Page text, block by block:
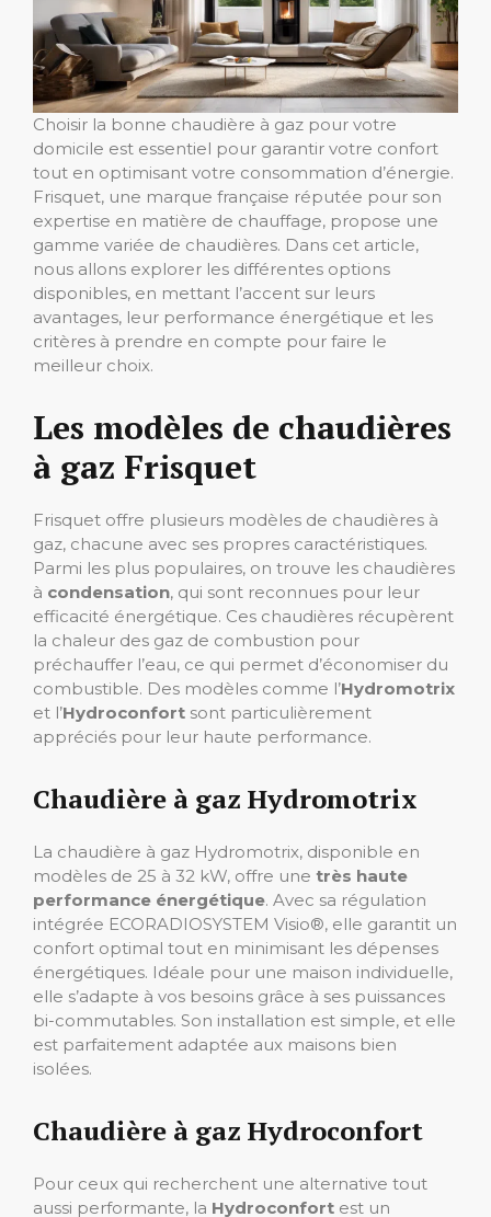
Choisir la bonne chaudière à gaz pour votre
domicile est essentiel pour garantir votre confort
tout en optimisant votre consommation d’énergie.
Frisquet, une marque française réputée pour son
expertise en matière de chauffage, propose une
gamme variée de chaudières. Dans cet article,
nous allons explorer les différentes options
disponibles, en mettant l’accent sur leurs
avantages, leur performance énergétique et les
critères à prendre en compte pour faire le
meilleur choix.
Les modèles de chaudières
à gaz Frisquet
Frisquet offre plusieurs modèles de chaudières à
gaz, chacune avec ses propres caractéristiques.
Parmi les plus populaires, on trouve les chaudières
à condensation, qui sont reconnues pour leur
efficacité énergétique. Ces chaudières récupèrent
la chaleur des gaz de combustion pour
préchauffer l’eau, ce qui permet d’économiser du
combustible. Des modèles comme l’Hydromotrix
et l’Hydroconfort sont particulièrement
appréciés pour leur haute performance.
Chaudière à gaz Hydromotrix
La chaudière à gaz Hydromotrix, disponible en
modèles de 25 à 32 kW, offre une très haute
performance énergétique. Avec sa régulation
intégrée ECORADIOSYSTEM Visio®, elle garantit un
confort optimal tout en minimisant les dépenses
énergétiques. Idéale pour une maison individuelle,
elle s’adapte à vos besoins grâce à ses puissances
bi-commutables. Son installation est simple, et elle
est parfaitement adaptée aux maisons bien
isolées.
Chaudière à gaz Hydroconfort
Pour ceux qui recherchent une alternative tout
aussi performante, la Hydroconfort est un